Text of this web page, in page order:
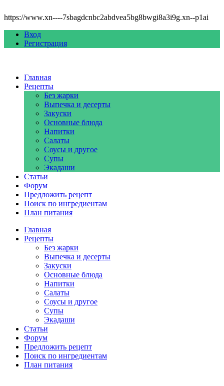
https://www.xn----7sbagdcnbc2abdvea5bg8bwgi8a3i9g.xn--p1ai
Вход
Регистрация
Главная
Рецепты
Без жарки
Выпечка и десерты
Закуски
Основные блюда
Напитки
Салаты
Соусы и другое
Супы
Экадаши
Статьи
Форум
Предложить рецепт
Поиск по ингредиентам
План питания
Главная
Рецепты
Без жарки
Выпечка и десерты
Закуски
Основные блюда
Напитки
Салаты
Соусы и другое
Супы
Экадаши
Статьи
Форум
Предложить рецепт
Поиск по ингредиентам
План питания